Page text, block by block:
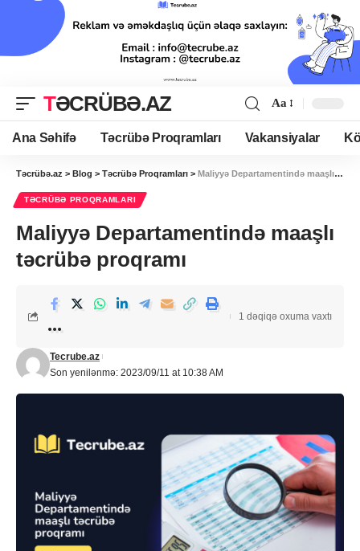
TƏCRÜBƏ.AZ Aa
Ana Səhifə Təcrübə Proqramları Vakansiyalar
Təcrübə.az > Blog > Təcrübə Proqramları > Maliyyə Departamentində maaşlı təcrübə proqramı
TƏCRÜBƏ PROQRAMLARI
Maliyyə Departamentində maaşlı
təcrübə proqramı
Son yenilənmə: 2023/09/11 at 10:38 AM
Tecrube.az
1 dəqiqə oxuma vaxtı